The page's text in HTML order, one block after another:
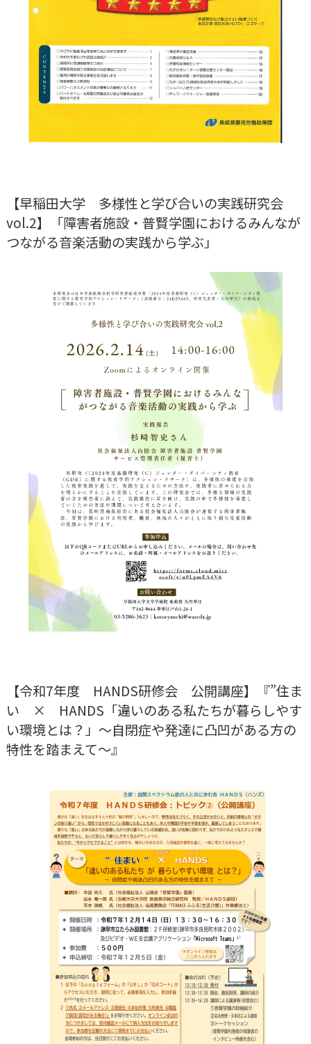
【早稲田大学 多様性と学び合いの実践研究会
vol.2】「障害者施設・普賢学園におけるみんなが
つながる音楽活動の実践から学ぶ」
【令和7年度 HANDS研修会 公開講座】『”住ま
い × HANDS「違いのある私たちが暮らしやす
い環境とは？」～自閉症や発達に凸凹がある方の
特性を踏まえて～』